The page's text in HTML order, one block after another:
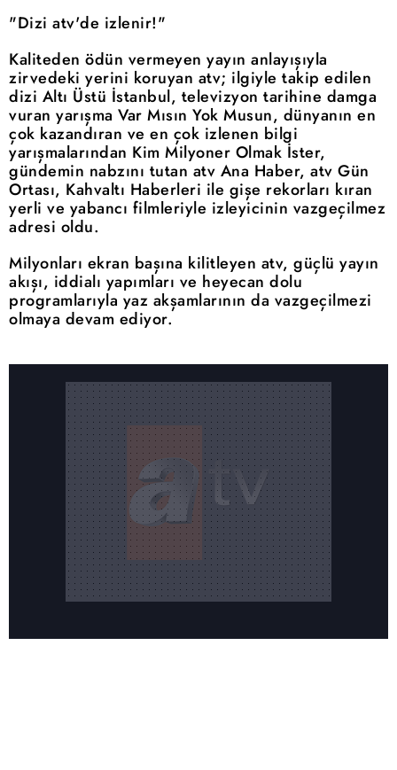
"Dizi atv'de izlenir!"
Kaliteden ödün vermeyen yayın anlayışıyla
zirvedeki yerini koruyan atv; ilgiyle takip edilen
dizi Altı Üstü İstanbul, televizyon tarihine damga
vuran yarışma Var Mısın Yok Musun, dünyanın en
çok kazandıran ve en çok izlenen bilgi
yarışmalarından Kim Milyoner Olmak İster,
gündemin nabzını tutan atv Ana Haber, atv Gün
Ortası, Kahvaltı Haberleri ile gişe rekorları kıran
yerli ve yabancı filmleriyle izleyicinin vazgeçilmez
adresi oldu.
Milyonları ekran başına kilitleyen atv, güçlü yayın
akışı, iddialı yapımları ve heyecan dolu
programlarıyla yaz akşamlarının da vazgeçilmezi
olmaya devam ediyor.